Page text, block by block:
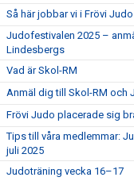
Så här jobbar vi i Frövi Judo
Judofestivalen 2025 –
Lindesbergs
Vad är Skol-RM
Anmäl dig till Skol-RM och
Frövi Judo placerade sig
Tips till våra medlemmar:
juli 2025
Judoträning vecka 16–17